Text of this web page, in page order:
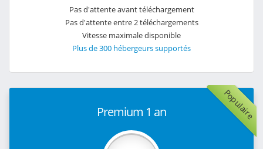
Pas d'attente avant téléchargement
Pas d'attente entre 2 téléchargements
Vitesse maximale disponible
Plus de 300 hébergeurs supportés
Populaire
Premium 1 an